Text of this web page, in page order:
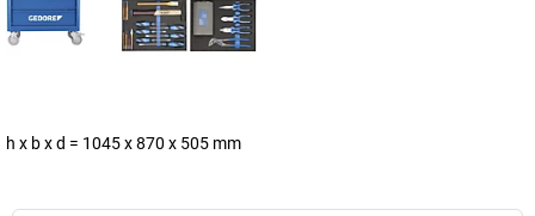
h x b x d = 1045 x 870 x 505 mm